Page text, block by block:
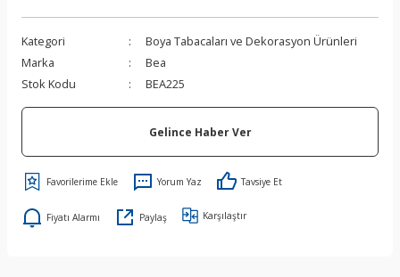
Kategori
Boya Tabacaları ve Dekorasyon Ürünleri
Marka
Bea
Stok Kodu
BEA225
Gelince Haber Ver
Yorum Yaz Tavsiye Et
Fiyatı Alarmı Paylaş Karşılaştır